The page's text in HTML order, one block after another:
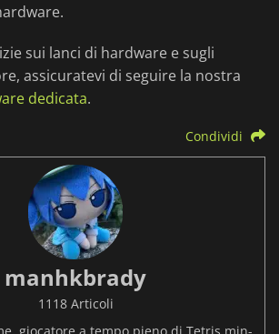
sui lanci di hardware e sugli
assicuratevi di seguire la nostra
dedicata.
Condividi
manhkbrady
1118 Articoli